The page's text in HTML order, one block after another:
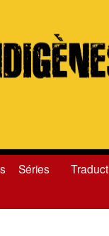
Séries